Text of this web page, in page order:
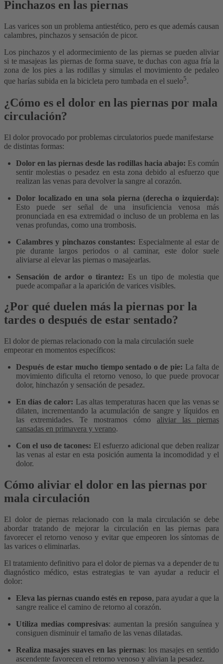
Pinchazos en las piernas
Las varices son un problema antiestético, pero es que además causan
calambres, pinchazos y sensación de picor.
Los pinchazos y el adormecimiento de las piernas se pueden aliviar
si te masajeas las piernas de forma suave, te duchas con agua fría la
zona de los pies a las rodillas y simulas el movimiento de pedaleo
que harías subida en la bicicleta pero tumbada en el suelo5.
¿Cómo es el dolor en las piernas por mala
circulación?
El dolor provocado por problemas circulatorios puede manifestarse
de distintas formas:
Dolor en las piernas desde las rodillas hacia abajo: Es común
sentir molestias o pesadez en esta zona debido al esfuerzo que
realizan las venas para devolver la sangre al corazón.
Dolor localizado en una sola pierna (derecha o izquierda):
Esto puede ser señal de una insuficiencia venosa más
pronunciada en esa extremidad o incluso de un problema en las
venas profundas, como una trombosis.
Calambres y pinchazos constantes: Especialmente al estar de
pie durante largos periodos o al caminar, este dolor suele
aliviarse al elevar las piernas o masajearlas.
Sensación de ardor o tirantez: Es un tipo de molestia que
puede acompañar a la aparición de varices visibles.
¿Por qué duelen más la piernas por la
tardes o después de estar sentado?
El dolor de piernas relacionado con la mala circulación suele
empeorar en momentos específicos:
Después de estar mucho tiempo sentado o de pie: La falta de
movimiento dificulta el retorno venoso, lo que puede provocar
dolor, hinchazón y sensación de pesadez.
En días de calor: Las altas temperaturas hacen que las venas se
dilaten, incrementando la acumulación de sangre y líquidos en
las extremidades. Te mostramos cómo aliviar las piernas
cansadas en primavera y verano.
Con el uso de tacones: El esfuerzo adicional que deben realizar
las venas al estar en esta posición aumenta la incomodidad y el
dolor.
Cómo aliviar el dolor en las piernas por
mala circulación
El dolor de piernas relacionado con la mala circulación se debe
abordar tratando de mejorar la circulación en las piernas para
favorecer el retorno venoso y evitar que empeoren los síntomas de
las varices o eliminarlas.
El tratamiento definitivo para el dolor de piernas va a depender de tu
diagnóstico médico, estas estrategias te van ayudar a reducir el
dolor:
Eleva las piernas cuando estés en reposo, para ayudar a que la
sangre realice el camino de retorno al corazón.
Utiliza medias compresivas: aumentan la presión sanguínea y
consiguen disminuir el tamaño de las venas dilatadas.
Realiza masajes suaves en las piernas: los masajes en sentido
ascendente favorecen el retorno venoso y alivian la pesadez.